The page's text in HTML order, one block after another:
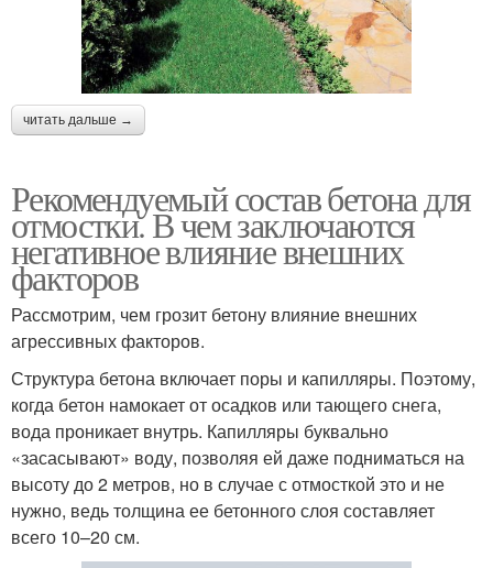
читать дальше →
Рекомендуемый состав бетона для
отмостки. В чем заключаются
негативное влияние внешних
факторов
Рассмотрим, чем грозит бетону влияние внешних
агрессивных факторов.
Структура бетона включает поры и капилляры. Поэтому,
когда бетон намокает от осадков или тающего снега,
вода проникает внутрь. Капилляры буквально
«засасывают» воду, позволяя ей даже подниматься на
высоту до 2 метров, но в случае с отмосткой это и не
нужно, ведь толщина ее бетонного слоя составляет
всего 10–20 см.